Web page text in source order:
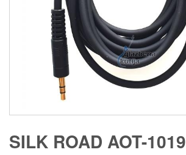
SILK ROAD AOT-1019